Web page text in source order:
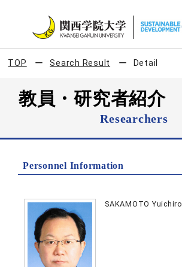
TOP Search Result Detail
教員・研究者紹介
Researchers
Personnel Information
SAKAMOTO Yuichiro